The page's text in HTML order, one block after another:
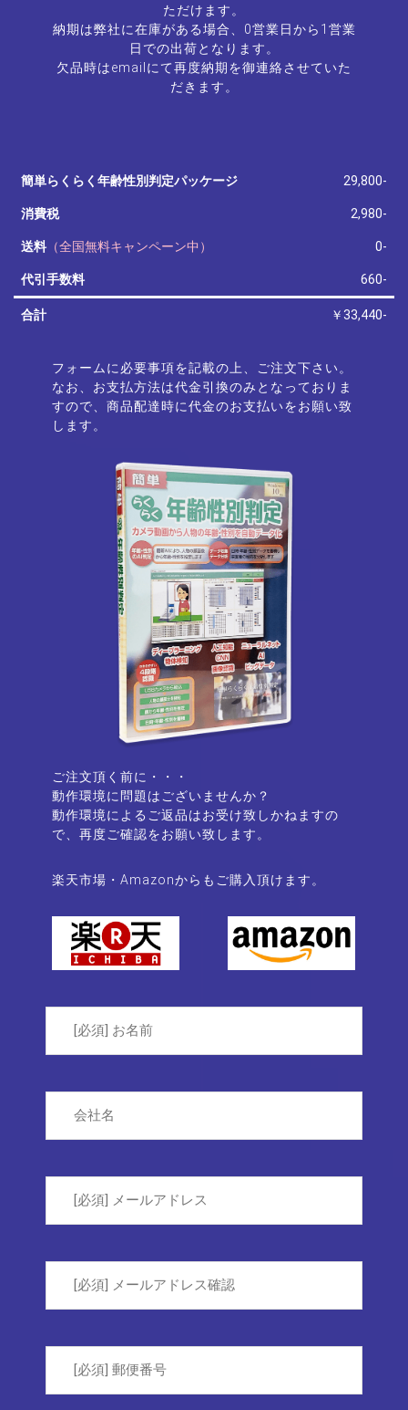
ただけます。
納期は弊社に在庫がある場合、0営業日から1営業
日での出荷となります。
欠品時はemailにて再度納期を御連絡させていた
だきます。
簡単らくらく年齢性別判定パッケージ 29,800-
消費税 2,980-
送料 （全国無料キャンペーン中） 0-
代引手数料 660-
合計 ￥33,440-
フォームに必要事項を記載の上、ご注文下さい。
なお、お支払方法は代金引換のみとなっておりま
すので、商品配達時に代金のお支払いをお願い致
します。
ご注文頂く前に・・・
動作環境に問題はございませんか？
動作環境によるご返品はお受け致しかねますの
で、再度ご確認をお願い致します。
楽天市場・Amazonからもご購入頂けます。